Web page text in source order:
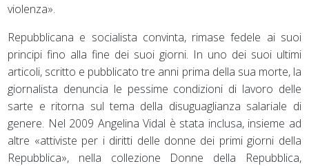
violenza».
Repubblicana e socialista convinta, rimase fedele ai suoi
principi fino alla fine dei suoi giorni. In uno dei suoi ultimi
articoli, scritto e pubblicato tre anni prima della sua morte, la
giornalista denuncia le pessime condizioni di lavoro delle
sarte e ritorna sul tema della disuguaglianza salariale di
genere. Nel 2009 Angelina Vidal è stata inclusa, insieme ad
altre «attiviste per i diritti delle donne dei primi giorni della
Repubblica», nella collezione Donne della Repubblica,